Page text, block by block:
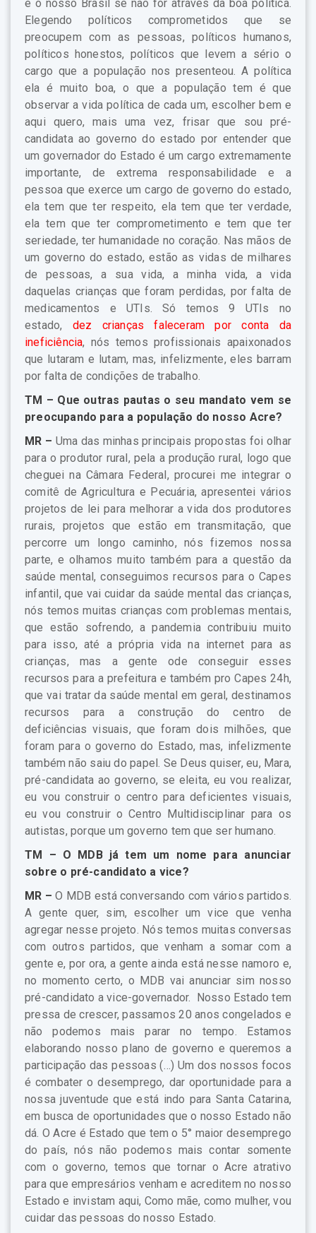
e o nosso Brasil se não for através da boa política.
Elegendo políticos comprometidos que se
preocupem com as pessoas, políticos humanos,
políticos honestos, políticos que levem a sério o
cargo que a população nos presenteou. A política
ela é muito boa, o que a população tem é que
observar a vida política de cada um, escolher bem e
aqui quero, mais uma vez, frisar que sou pré-
candidata ao governo do estado por entender que
um governador do Estado é um cargo extremamente
importante, de extrema responsabilidade e a
pessoa que exerce um cargo de governo do estado,
ela tem que ter respeito, ela tem que ter verdade,
ela tem que ter comprometimento e tem que ter
seriedade, ter humanidade no coração. Nas mãos de
um governo do estado, estão as vidas de milhares
de pessoas, a sua vida, a minha vida, a vida
daquelas crianças que foram perdidas, por falta de
medicamentos e UTIs. Só temos 9 UTIs no
estado, dez crianças faleceram por conta da
ineficiência, nós temos profissionais apaixonados
que lutaram e lutam, mas, infelizmente, eles barram
por falta de condições de trabalho.
TM – Que outras pautas o seu mandato vem se
preocupando para a população do nosso Acre?
MR – Uma das minhas principais propostas foi olhar
para o produtor rural, pela a produção rural, logo que
cheguei na Câmara Federal, procurei me integrar o
comitê de Agricultura e Pecuária, apresentei vários
projetos de lei para melhorar a vida dos produtores
rurais, projetos que estão em transmitação, que
percorre um longo caminho, nós fizemos nossa
parte, e olhamos muito também para a questão da
saúde mental, conseguimos recursos para o Capes
infantil, que vai cuidar da saúde mental das crianças,
nós temos muitas crianças com problemas mentais,
que estão sofrendo, a pandemia contribuiu muito
para isso, até a própria vida na internet para as
crianças, mas a gente ode conseguir esses
recursos para a prefeitura e também pro Capes 24h,
que vai tratar da saúde mental em geral, destinamos
recursos para a construção do centro de
deficiências visuais, que foram dois milhões, que
foram para o governo do Estado, mas, infelizmente
também não saiu do papel. Se Deus quiser, eu, Mara,
pré-candidata ao governo, se eleita, eu vou realizar,
eu vou construir o centro para deficientes visuais,
eu vou construir o Centro Multidisciplinar para os
autistas, porque um governo tem que ser humano.
TM – O MDB já tem um nome para anunciar
sobre o pré-candidato a vice?
MR – O MDB está conversando com vários partidos.
A gente quer, sim, escolher um vice que venha
agregar nesse projeto. Nós temos muitas conversas
com outros partidos, que venham a somar com a
gente e, por ora, a gente ainda está nesse namoro e,
no momento certo, o MDB vai anunciar sim nosso
pré-candidato a vice-governador. Nosso Estado tem
pressa de crescer, passamos 20 anos congelados e
não podemos mais parar no tempo. Estamos
elaborando nosso plano de governo e queremos a
participação das pessoas (…) Um dos nossos focos
é combater o desemprego, dar oportunidade para a
nossa juventude que está indo para Santa Catarina,
em busca de oportunidades que o nosso Estado não
dá. O Acre é Estado que tem o 5° maior desemprego
do país, nós não podemos mais contar somente
com o governo, temos que tornar o Acre atrativo
para que empresários venham e acreditem no nosso
Estado e invistam aqui, Como mãe, como mulher, vou
cuidar das pessoas do nosso Estado.